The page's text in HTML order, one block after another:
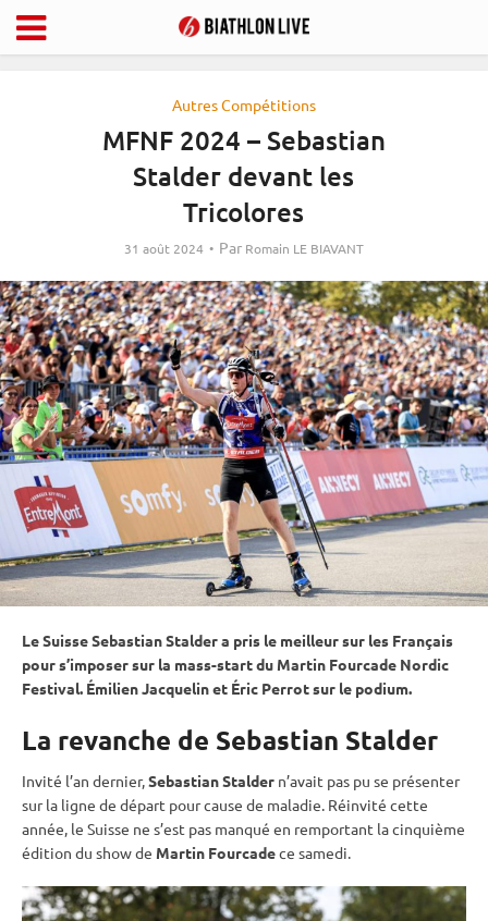
Autres Compétitions
MFNF 2024 – Sebastian
Stalder devant les
Tricolores
31 août 2024 Par Romain LE BIAVANT
Le Suisse Sebastian Stalder a pris le meilleur sur les Français
pour s’imposer sur la mass-start du Martin Fourcade Nordic
Festival. Émilien Jacquelin et Éric Perrot sur le podium.
La revanche de Sebastian Stalder
Invité l’an dernier,Sebastian Stalder n’avait pas pu se présenter
sur la ligne de départ pour cause de maladie. Réinvité cette
année, le Suisse ne s’est pas manqué en remportant la cinquième
édition du show de Martin Fourcadece samedi.